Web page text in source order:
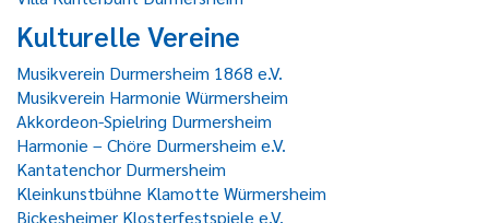
Kulturelle Vereine
Musikverein Durmersheim 1868 e.V.
Musikverein Harmonie Würmersheim
Akkordeon-Spielring Durmersheim
Harmonie – Chöre Durmersheim e.V.
Kantatenchor Durmersheim
Kleinkunstbühne Klamotte Würmersheim
Bickesheimer Klosterfestspiele e.V.